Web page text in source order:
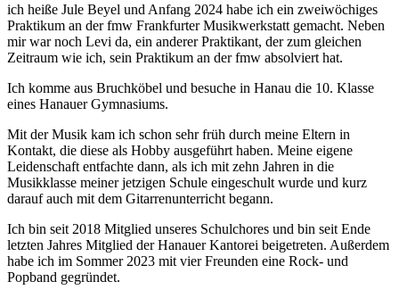
ich heiße Jule Beyel und Anfang 2024 habe ich ein zweiwöchiges
Praktikum an der fmw Frankfurter Musikwerkstatt gemacht. Neben
mir war noch Levi da, ein anderer Praktikant, der zum gleichen
Zeitraum wie ich, sein Praktikum an der fmw absolviert hat.
Ich komme aus Bruchköbel und besuche in Hanau die 10. Klasse
eines Hanauer Gymnasiums.
Mit der Musik kam ich schon sehr früh durch meine Eltern in
Kontakt, die diese als Hobby ausgeführt haben. Meine eigene
Leidenschaft entfachte dann, als ich mit zehn Jahren in die
Musikklasse meiner jetzigen Schule eingeschult wurde und kurz
darauf auch mit dem Gitarrenunterricht begann.
Ich bin seit 2018 Mitglied unseres Schulchores und bin seit Ende
letzten Jahres Mitglied der Hanauer Kantorei beigetreten. Außerdem
habe ich im Sommer 2023 mit vier Freunden eine Rock- und
Popband gegründet.